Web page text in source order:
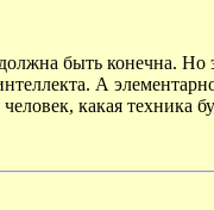
быть конечна.
А
какая